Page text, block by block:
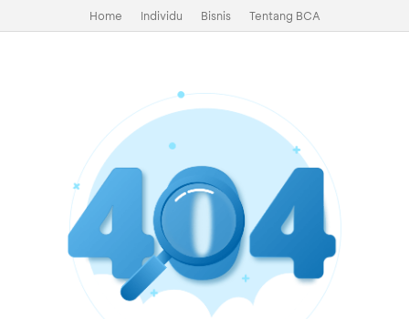
Home Individu Bisnis Tentang BCA